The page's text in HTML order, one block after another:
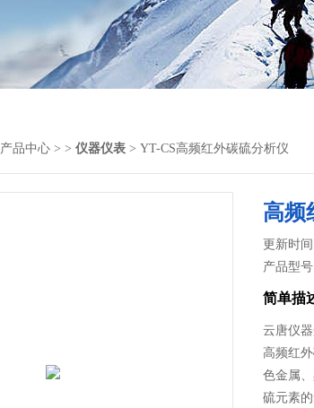
产品中心 > > 仪器仪表 > YT-CS高频红外碳硫分析仪
高频
更新时
产品型
简单描
云唐仪
高频红
色金属
硫元素的